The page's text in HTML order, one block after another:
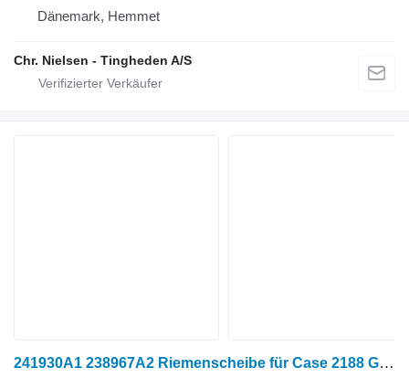
Dänemark, Hemmet
Chr. Nielsen - Tingheden A/S
241930A1 238967A2 Riemenscheibe für Case 2188 Getreideernter